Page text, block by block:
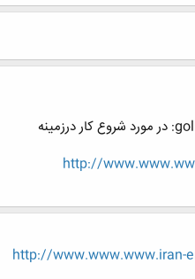
خوشحال میشیم از تجربیاتتون بگید.:gol: در مورد شروع کار درزمینه
http://
http://www.www.www.iran-